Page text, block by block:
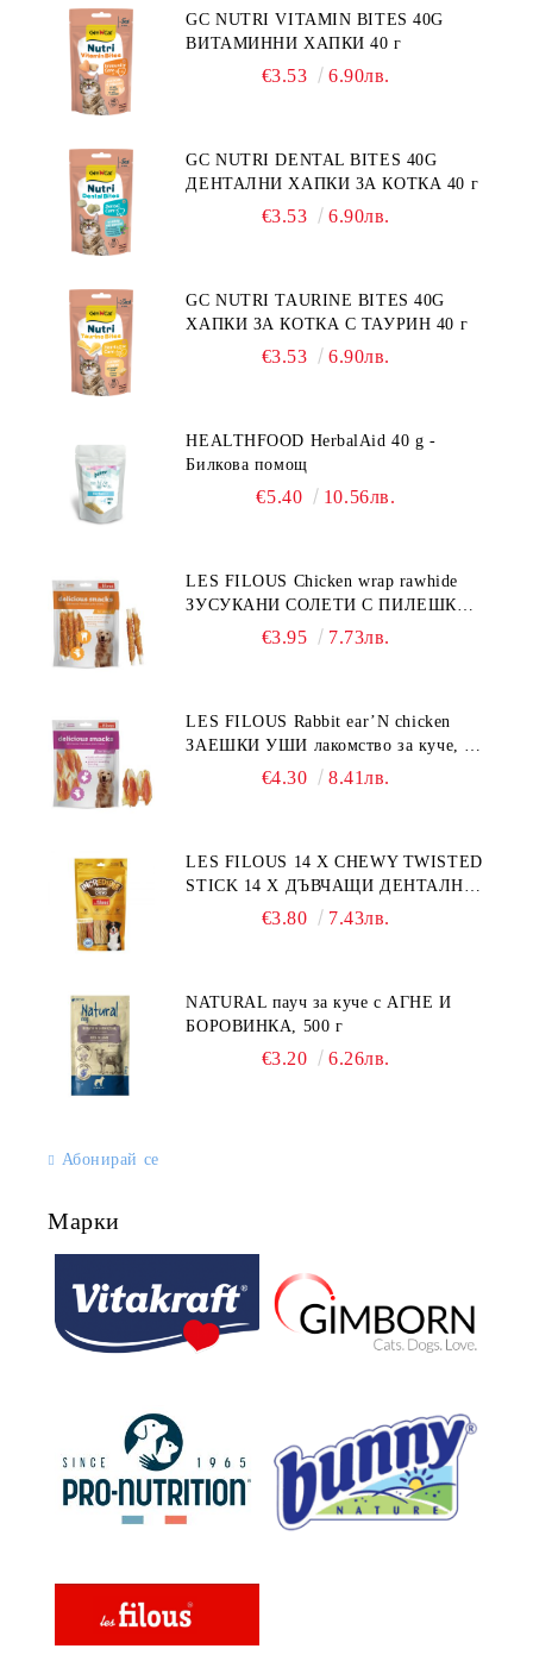
НЕПОНОСИМОСТТА КЪМ НЯКОИ
СЪСТАВКИ И ХРАНИ
GC NUTRI VITAMIN BITES 40G
ВИТАМИННИ ХАПКИ 40 г
€3.53 6.90лв.
GC NUTRI DENTAL BITES 40G
ДЕНТАЛНИ ХАПКИ ЗА КОТКА 40 г
€3.53 6.90лв.
GC NUTRI TAURINE BITES 40G
ХАПКИ ЗА КОТКА С ТАУРИН 40 г
€3.53 6.90лв.
HEALTHFOOD HerbalAid 40 g -
Билкова помощ
€5.40 10.56лв.
LES FILOUS Chicken wrap rawhide
ЗУСУКАНИ СОЛЕТИ С ПИЛЕШКО,
лакомство за куче, 100 г
€3.95 7.73лв.
LES FILOUS Rabbit ear’N chicken
ЗАЕШКИ УШИ лакомство за куче, 50
€4.30 8.41лв.
LES FILOUS 14 X CHEWY TWISTED
STICK 14 X ДЪВЧАЩИ ДЕНТАЛНИ
СОЛЕТИ за куче, УВИТИ
€3.80 7.43лв.
NATURAL пауч за куче с АГНЕ И
БОРОВИНКА, 500 г
€3.20 6.26лв.
Абонирай се
Марки